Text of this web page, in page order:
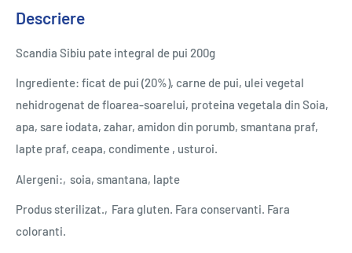
Descriere
Scandia Sibiu pate integral de pui 200g
Ingrediente: ficat de pui (20%), carne de pui, ulei vegetal
nehidrogenat de floarea-soarelui, proteina vegetala din Soia,
apa, sare iodata, zahar, amidon din porumb, smantana praf,
lapte praf, ceapa, condimente , usturoi.
Alergeni:‚soia, smantana, lapte
Produs sterilizat.‚Fara gluten. Fara conservanti. Fara
coloranti.